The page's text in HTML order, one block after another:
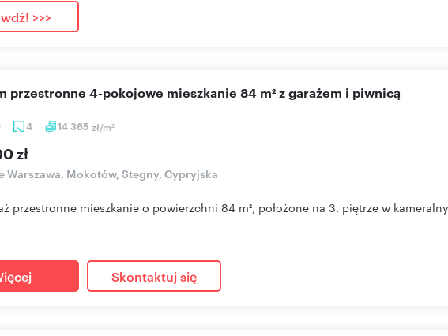
>>>
4 14 365 zł/m2
przestronne 4-pokojowe mieszkanie 84 m² z garażem i piwnicą
zł
Warszawa, Mokotów, Stegny, Cypryjska
przestronne mieszkanie o powierzchni 84 m², położone na 3. piętrze w
Skontaktuj się